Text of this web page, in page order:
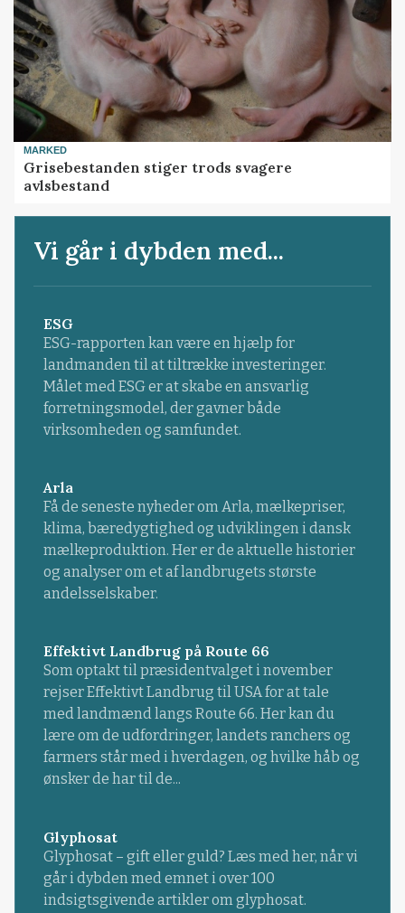
MARKED
Grisebestanden stiger trods svagere
avlsbestand
Vi går i dybden med...
ESG
ESG-rapporten kan være en hjælp for
landmanden til at tiltrække investeringer.
Målet med ESG er at skabe en ansvarlig
forretningsmodel, der gavner både
virksomheden og samfundet.
Arla
Få de seneste nyheder om Arla, mælkepriser,
klima, bæredygtighed og udviklingen i dansk
mælkeproduktion. Her er de aktuelle historier
og analyser om et af landbrugets største
andelsselskaber.
Effektivt Landbrug på Route 66
Som optakt til præsidentvalget i november
rejser Effektivt Landbrug til USA for at tale
med landmænd langs Route 66. Her kan du
lære om de udfordringer, landets ranchers og
farmers står med i hverdagen, og hvilke håb og
ønsker de har til de...
Glyphosat
Glyphosat – gift eller guld? Læs med her, når vi
går i dybden med emnet i over 100
indsigtsgivende artikler om glyphosat.